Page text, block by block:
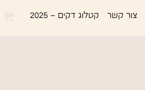
צור קשר קטלוג דקים – 2025